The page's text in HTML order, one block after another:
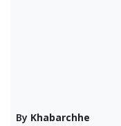
By Khabarchhe